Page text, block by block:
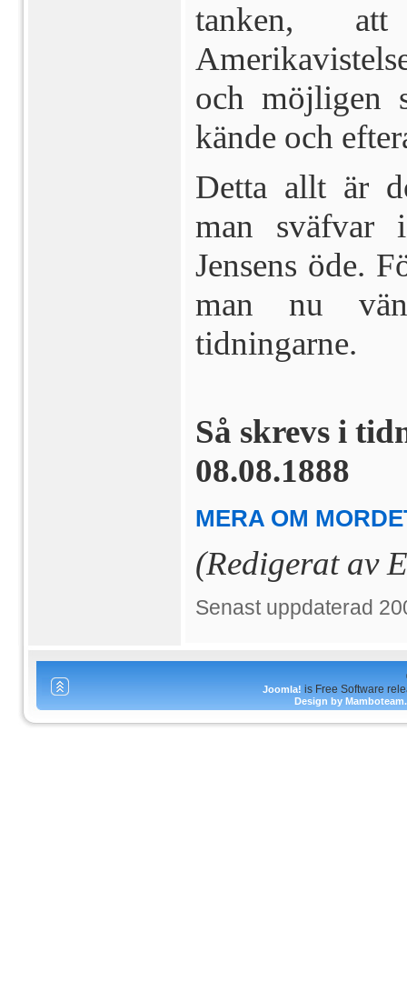
tanken,
och möjligen
kände och
Detta allt är
man sväfvar
Jensens öde.
man nu
tidningarne.
Så skrevs i
08.08.1888
MERA OM
(Redigerat av
Senast uppdaterad
Joomla! is Free Software
Design by